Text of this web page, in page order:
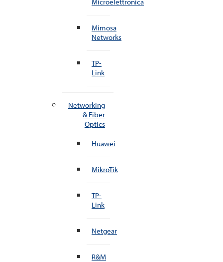
Mimosa
Networks
TP-
Link
Networking
& Fiber
Optics
Huawei
MikroTik
TP-
Link
Netgear
R&M